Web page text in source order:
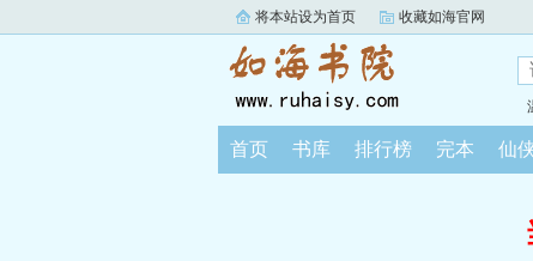
将本站设为首页 收藏如海官网
首页 书库 排行榜 完本 仙